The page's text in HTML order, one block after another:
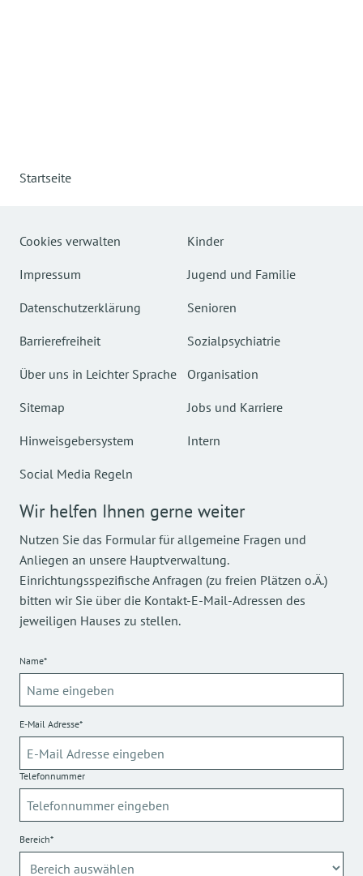
Startseite
Cookies verwalten
Impressum
Datenschutzerklärung
Barrierefreiheit
Über uns in Leichter Sprache
Sitemap
Hinweisgebersystem
Social Media Regeln
Kinder
Jugend und Familie
Senioren
Sozialpsychiatrie
Organisation
Jobs und Karriere
Intern
Wir helfen Ihnen gerne weiter
Nutzen Sie das Formular für allgemeine Fragen und
Anliegen an unsere Hauptverwaltung.
Einrichtungsspezifische Anfragen (zu freien Plätzen o.Ä.)
bitten wir Sie über die Kontakt-E-Mail-Adressen des
jeweiligen Hauses zu stellen.
Name*
E-Mail Adresse*
Telefonnummer
Bereich*